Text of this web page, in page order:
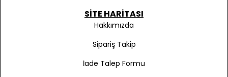
SITE HARITASI
Hakkımızda
Sipariş Takip
İade Talep Formu